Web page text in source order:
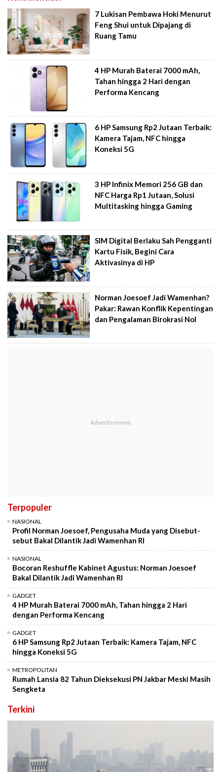
7 Lukisan Pembawa Hoki Menurut
Feng Shui untuk Dipajang di
Ruang Tamu
4 HP Murah Baterai 7000 mAh,
Tahan hingga 2 Hari dengan
Performa Kencang
6 HP Samsung Rp2 Jutaan Terbaik:
Kamera Tajam, NFC hingga
Koneksi 5G
3 HP Infinix Memori 256 GB dan
NFC Harga Rp1 Jutaan, Solusi
Multitasking hingga Gaming
SIM Digital Berlaku Sah Pengganti
Kartu Fisik, Begini Cara
Aktivasinya di HP
Norman Joesoef Jadi Wamenhan?
Pakar: Rawan Konflik Kepentingan
dan Pengalaman Birokrasi Nol
Terpopuler
NASIONAL
Profil Norman Joesoef, Pengusaha Muda yang Disebut-
sebut Bakal Dilantik Jadi Wamenhan RI
NASIONAL
Bocoran Reshuffle Kabinet Agustus: Norman Joesoef
Bakal Dilantik Jadi Wamenhan RI
GADGET
4 HP Murah Baterai 7000 mAh, Tahan hingga 2 Hari
dengan Performa Kencang
GADGET
6 HP Samsung Rp2 Jutaan Terbaik: Kamera Tajam, NFC
hingga Koneksi 5G
METROPOLITAN
Rumah Lansia 82 Tahun Dieksekusi PN Jakbar Meski Masih
Sengketa
Terkini